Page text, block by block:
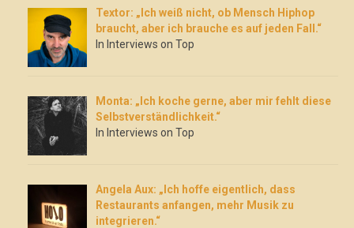
Textor: „Ich weiß nicht, ob Mensch Hiphop
braucht, aber ich brauche es auf jeden Fall.“
In Interviews on Top
Monta: „Ich koche gerne, aber mir fehlt diese
Selbstverständlichkeit.“
In Interviews on Top
Angela Aux: „Ich hoffe eigentlich, dass
Restaurants anfangen, mehr Musik zu
integrieren.“